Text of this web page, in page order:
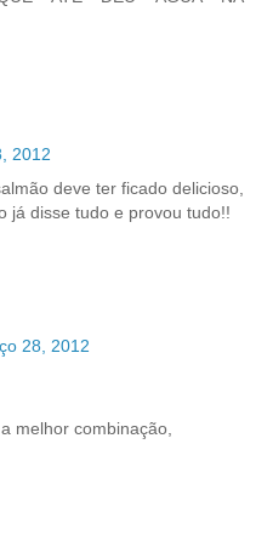
2012
deve ter ficado delicioso,
já disse tudo e provou tudo!!
28, 2012
melhor combinação,